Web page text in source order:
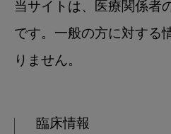
当サイトは、医療関係者
です。一般の方に対する
りません。
臨床情報